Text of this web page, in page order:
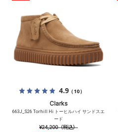
4.9（10）
Clarks
663J_S26 Torhill Hi トーヒルハイ サンドスエ
ード
¥24,200（税込）